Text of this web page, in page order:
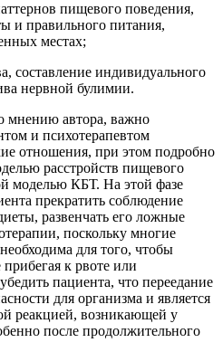
пищевого поведения,
и правильного питания,
местах;
индивидуального
нервной булимии.
мнению автора, важно
и психотерапевтом
отношения, при этом подробно
расстройств пищевого
моделью КБТ. На этой фазе
прекратить соблюдение
развенчать его ложные
поскольку многие
для того, чтобы
к рвоте или
пациента, что переедание
для организма и является
реакцией, возникающей у
после продолжительного